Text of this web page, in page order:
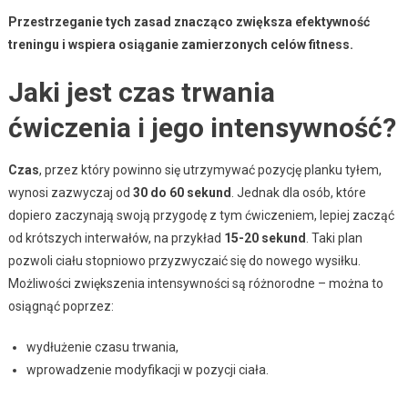
Przestrzeganie tych zasad znacząco zwiększa efektywność
treningu i wspiera osiąganie zamierzonych celów fitness.
Jaki jest czas trwania
ćwiczenia i jego intensywność?
Czas, przez który powinno się utrzymywać pozycję planku tyłem,
wynosi zazwyczaj od 30 do 60 sekund . Jednak dla osób, które
dopiero zaczynają swoją przygodę z tym ćwiczeniem, lepiej zacząć
od krótszych interwałów, na przykład 15-20 sekund . Taki plan
pozwoli ciału stopniowo przyzwyczaić się do nowego wysiłku.
Możliwości zwiększenia intensywności są różnorodne – można to
osiągnąć poprzez:
wydłużenie czasu trwania,
wprowadzenie modyfikacji w pozycji ciała.